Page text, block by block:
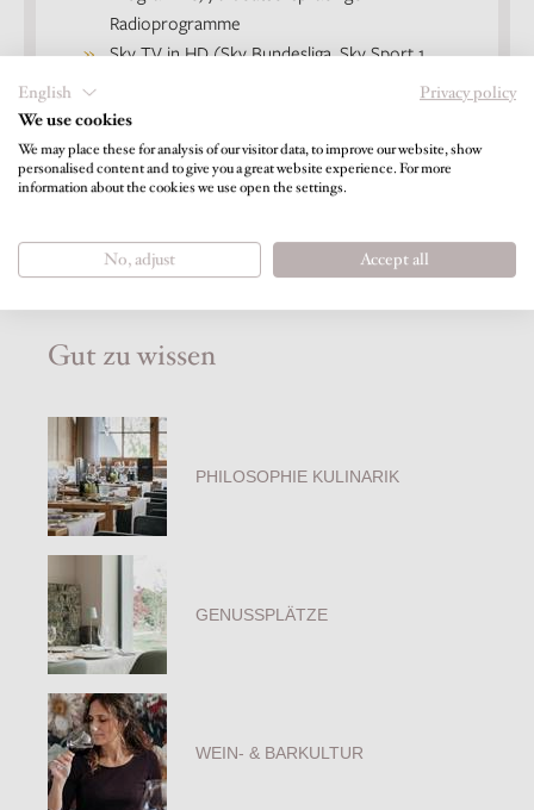
Radioprogramme
Sky TV in HD (Sky Bundesliga, Sky Sport 1,
Teebar mit Wasserkocher
Eigene kleine Zimmerbibliothek
Abendlicher Turndownservice
(Abdeckservice) auf Wunsch
Gut zu wissen
PHILOSOPHIE KULINARIK
GENUSSPLÄTZE
WEIN- & BARKULTUR
English
Privacy policy
We use cookies
We may place these for analysis of our visitor data, to improve our website, show
personalised content and to give you a great website experience. For more
information about the cookies we use open the settings.
No, adjust Accept all